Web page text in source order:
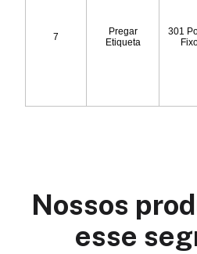
Nossos
esse